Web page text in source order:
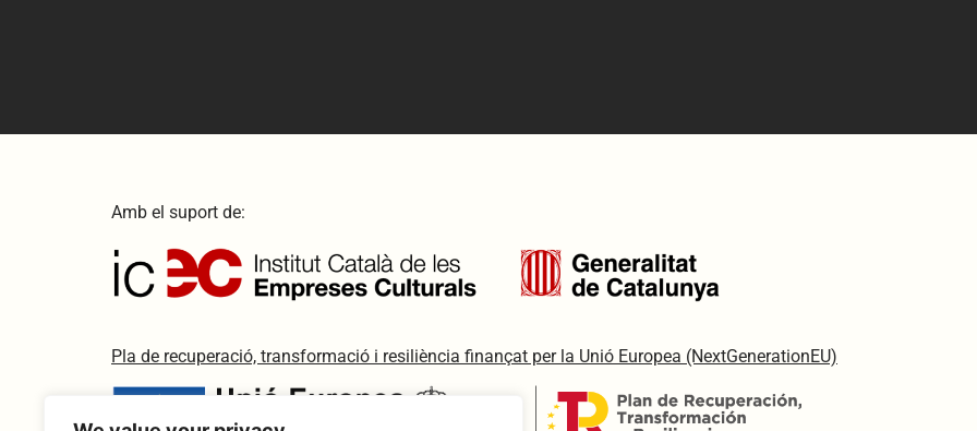
Amb el suport de:
Pla de recuperació, transformació i resiliència finançat per la Unió Europea (NextGenerationEU)